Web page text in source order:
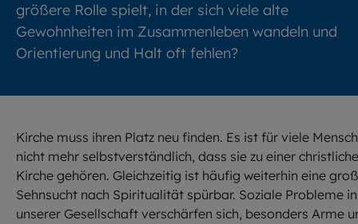
größere Rolle spielt, in der sich viele alte
Gewohnheiten im Zusammenleben wandeln und
Orientierung und Halt oft fehlen?
Kirche muss ihren Platz neu finden. Es ist für viele
nicht mehr selbstverständlich, dass sie zu einer
Kirche gehören. Gleichzeitig ist häufig weiterhin eine
Sehnsucht nach Spiritualität spürbar. Soziale Probleme in
unserer Gesellschaft verschärfen sich, besonders Arme